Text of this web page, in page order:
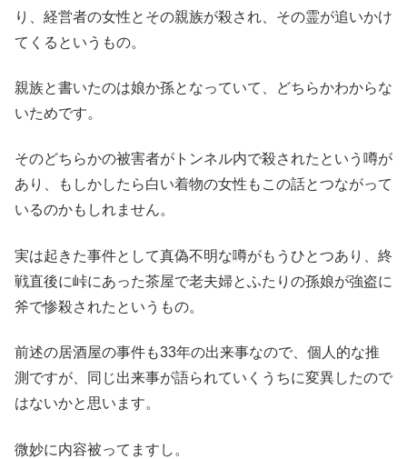
り、経営者の女性とその親族が殺され、その霊が追いかけ
てくるというもの。
親族と書いたのは娘か孫となっていて、どちらかわからな
いためです。
そのどちらかの被害者がトンネル内で殺されたという噂が
あり、もしかしたら白い着物の女性もこの話とつながって
いるのかもしれません。
実は起きた事件として真偽不明な噂がもうひとつあり、終
戦直後に峠にあった茶屋で老夫婦とふたりの孫娘が強盗に
斧で惨殺されたというもの。
前述の居酒屋の事件も33年の出来事なので、個人的な推
測ですが、同じ出来事が語られていくうちに変異したので
はないかと思います。
微妙に内容被ってますし。